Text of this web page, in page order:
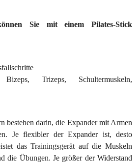
Sie mit einem Pilates-Stick
Trizeps, Schultermuskeln,
bestehen darin, die Expander mit Armen
Je flexibler der Expander ist, desto
das Trainingsgerät auf die Muskeln
die Übungen. Je größer der Widerstand